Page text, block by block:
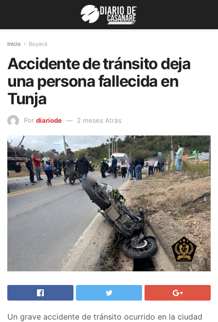
Inicio Boyacá
Accidente de tránsito deja
una persona fallecida en
Tunja
Por diariode 2 meses Atrás
Un grave accidente de tránsito ocurrido en la ciudad